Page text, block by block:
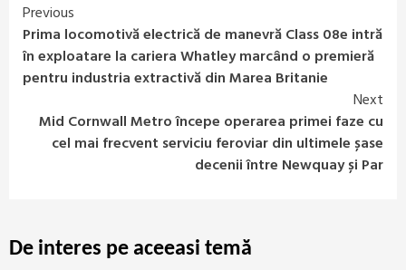
Continue
Reading
Previous
Prima locomotivă electrică de manevră Class 08e intră
în exploatare la cariera Whatley marcând o premieră
pentru industria extractivă din Marea Britanie
Next
Mid Cornwall Metro începe operarea primei faze cu
cel mai frecvent serviciu feroviar din ultimele șase
decenii între Newquay și Par
De interes pe aceeasi temă